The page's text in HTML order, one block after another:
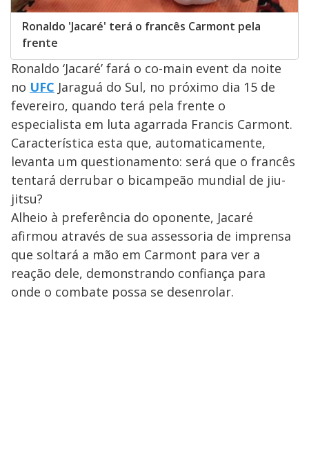
Ronaldo 'Jacaré' terá o francês Carmont pela
frente
Ronaldo ‘Jacaré’ fará o co-main event da noite
no UFC Jaraguá do Sul, no próximo dia 15 de
fevereiro, quando terá pela frente o
especialista em luta agarrada Francis Carmont.
Característica esta que, automaticamente,
levanta um questionamento: será que o francês
tentará derrubar o bicampeão mundial de jiu-
jitsu?
Alheio à preferência do oponente, Jacaré
afirmou através de sua assessoria de imprensa
que soltará a mão em Carmont para ver a
reação dele, demonstrando confiança para
onde o combate possa se desenrolar.